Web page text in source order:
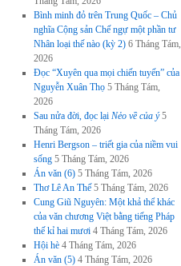
Bình minh đỏ trên Trung Quốc – Chủ
nghĩa Cộng sản Chế ngự một phần tư
Nhân loại thế nào (kỳ 2) 6 Tháng Tám,
2026
Đọc “Xuyên qua mọi chiến tuyến” của
Nguyễn Xuân Thọ 5 Tháng Tám,
2026
Sau nửa đời, đọc lại Nẻo về của ý 5
Tháng Tám, 2026
Henri Bergson – triết gia của niềm vui
sống 5 Tháng Tám, 2026
Án văn (6) 5 Tháng Tám, 2026
Thơ Lê An Thế 5 Tháng Tám, 2026
Cung Giũ Nguyên: Một khả thể khác
của văn chương Việt bằng tiếng Pháp
thế kỉ hai mươi 4 Tháng Tám, 2026
Hội hè 4 Tháng Tám, 2026
Án văn (5) 4 Tháng Tám, 2026